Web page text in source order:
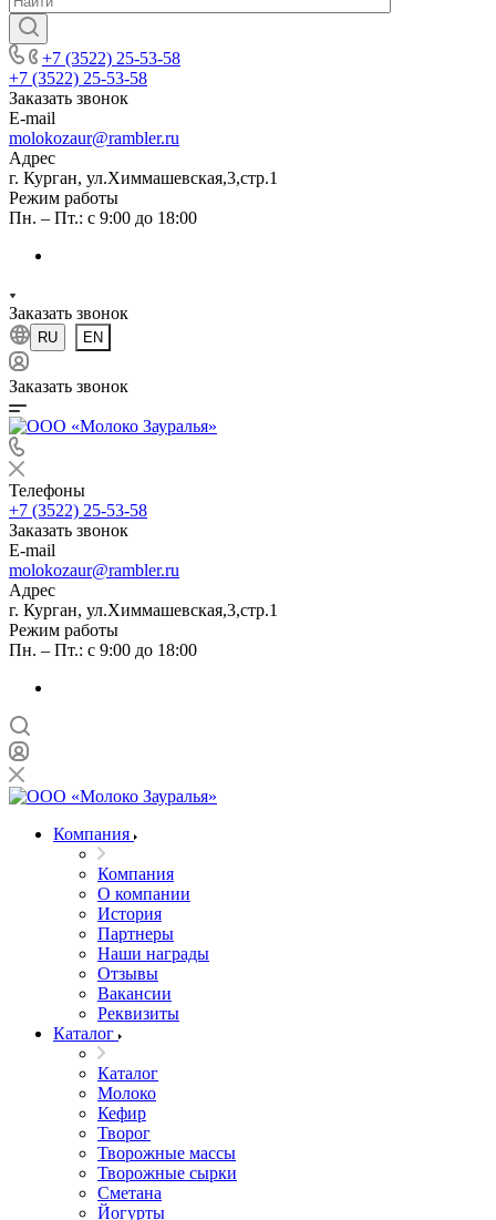
+7 (3522) 25-53-58
+7 (3522) 25-53-58
Заказать звонок
E-mail
molokozaur@rambler.ru
Адрес
г. Курган, ул.Химмашевская,3,стр.1
Режим работы
Пн. – Пт.: с 9:00 до 18:00
Заказать звонок
RU EN
Заказать звонок
Телефоны
+7 (3522) 25-53-58
Заказать звонок
E-mail
molokozaur@rambler.ru
Адрес
г. Курган, ул.Химмашевская,3,стр.1
Режим работы
Пн. – Пт.: с 9:00 до 18:00
Компания
Компания
О компании
История
Партнеры
Наши награды
Отзывы
Вакансии
Реквизиты
Каталог
Каталог
Молоко
Кефир
Творог
Творожные массы
Творожные сырки
Сметана
Йогурты